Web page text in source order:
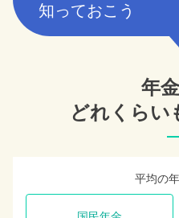
知っておこう
年金
どれくらい
平均の